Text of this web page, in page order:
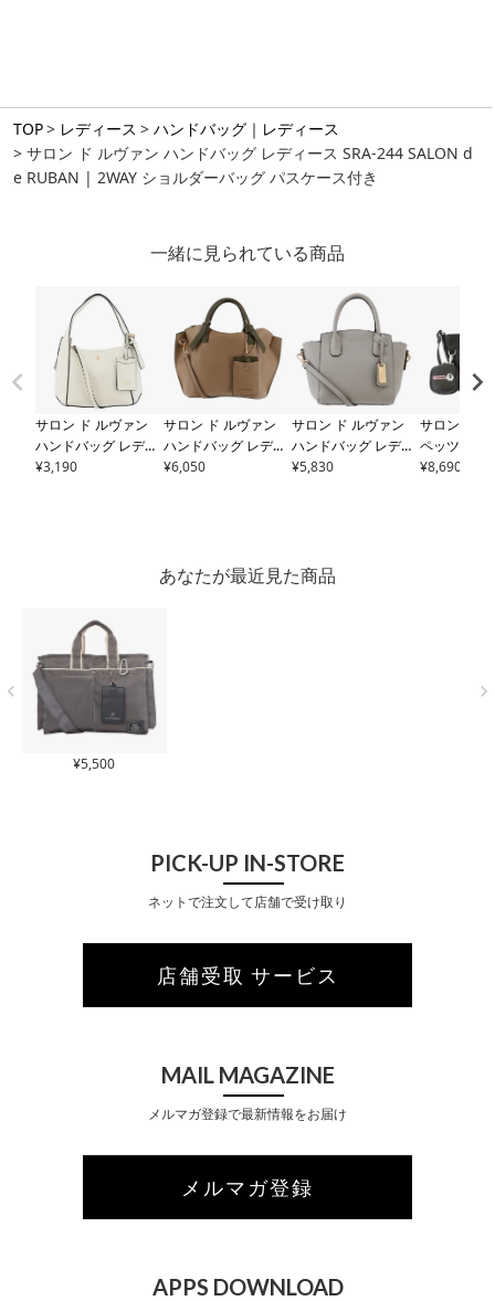
TOP レディース
ハンドバッグ｜レディース
サロン ド ルヴァン ハンドバッグ レディース SRA-244 SALON d
e RUBAN | 2WAY ショルダーバッグ パスケース付き
一緒に見られている商品
サロン ド ルヴァン
ハンドバッグ レディ
ースRBB-677 SALO
¥3,190
サロン ド ルヴァン
ハンドバッグ レディ
ースSRA-823 SALON
¥6,050
サロン ド ルヴァン
ハンドバッグ レディ
ースRBB-652 SALO
¥5,830
サロン ド
ペッツ ハン
レディース
¥8,690
あなたが最近見た商品
¥5,500
PICK-UP IN-STORE
ネットで注文して店舗で受け取り
店舗受取 サービス
MAIL MAGAZINE
メルマガ登録で最新情報をお届け
メルマガ登録
APPS DOWNLOAD